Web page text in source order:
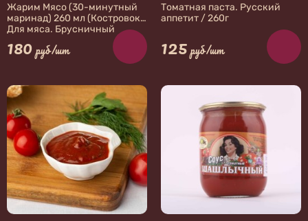
Жарим Мясо (30-минутный
маринад) 260 мл (Костровок)
Для мяса. Брусничный
180 руб/шт
Томатная паста. Русский
аппетит / 260г
125 руб/шт